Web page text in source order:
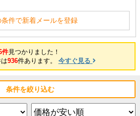
条件で新着メールを登録
件見つかりました！
936件あります。 今すぐ見る
条件を絞り込む